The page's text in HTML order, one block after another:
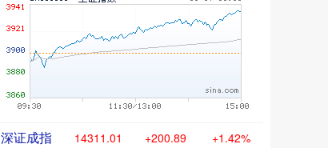
深证成指 14311.01 +200.89 +1.42%